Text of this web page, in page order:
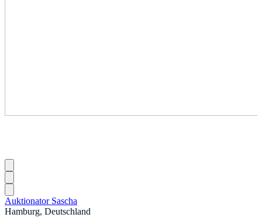
Auktionator Sascha
Hamburg, Deutschland